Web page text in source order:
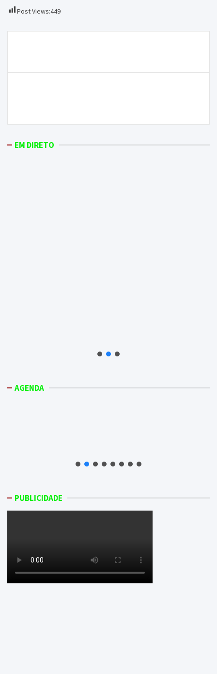
Post Views:449
artigos
EM DIRETO
AGENDA
PUBLICIDADE